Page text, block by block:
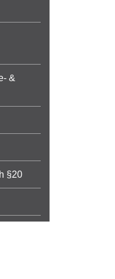
&
§20